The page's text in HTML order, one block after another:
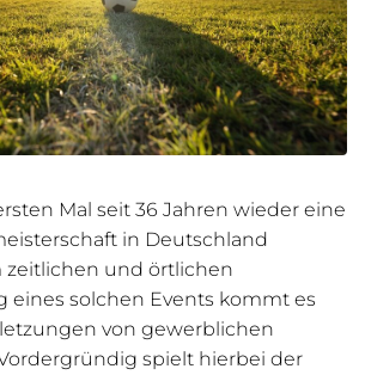
Mal seit 36 Jahren wieder eine
in Deutschland
zeitlichen und örtlichen
eines solchen Events kommt es
von gewerblichen
spielt hierbei der